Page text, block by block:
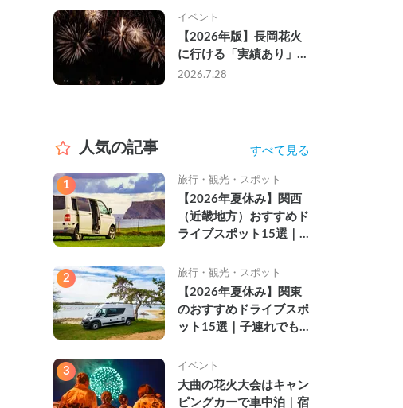
イベント
【2026年版】長岡花火
に行ける「実績あり」の
キャンピングカー3選｜
2026.7.28
人気の記事 すべて見る
1 旅行・観光・スポット
【2026年夏休み】関西
（近畿地方）おすすめド
ライブスポット15選｜
名所を紹介
2 旅行・観光・スポット
【2026年夏休み】関東
のおすすめドライブスポ
ット15選｜子連れでも
ルメ・温泉を徹底解説
3 イベント
大曲の花火大会はキャン
ピングカーで車中泊｜宿